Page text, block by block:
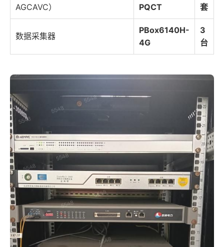
AGCAVC）
PQCT
套
数据采集器
PBox6140H-
4G
3
台